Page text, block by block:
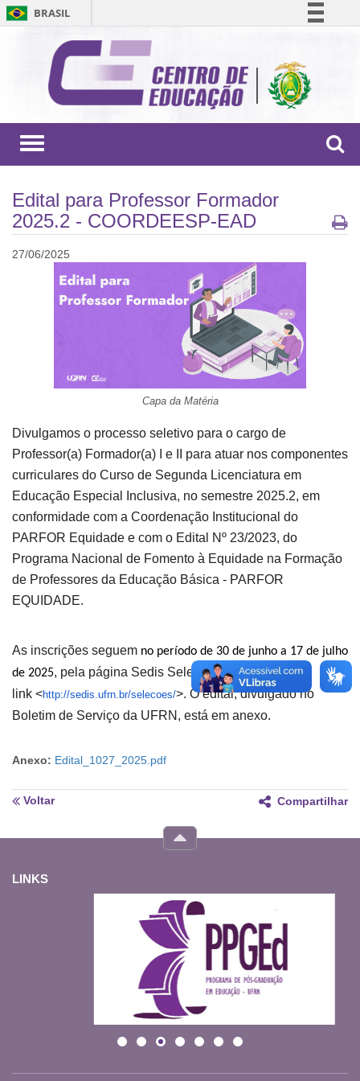
BRASIL
Comunica BR
Participe
Acesso à informação
Toggle
Edital para Professor Formador
2025.2 - COORDEESP-EAD
27/06/2025
Capa da Matéria
Divulgamos o processo seletivo para o cargo de
Professor(a) Formador(a) I e II para atuar nos componentes
curriculares do Curso de Segunda Licenciatura em
Educação Especial Inclusiva, no semestre 2025.2, em
conformidade com a Coordenação Institucional do
PARFOR Equidade e com o Edital Nº 23/2023, do
Programa Nacional de Fomento à Equidade na Formação
de Professores da Educação Básica - PARFOR
EQUIDADE.
As inscrições seguem no período de 30 de junho a 17 de julho
de 2025, pela página Sedis Seleções, no
link <http://sedis.ufrn.br/selecoes/>. O edital, divulgado no
Boletim de Serviço da UFRN, está em anexo.
Anexo: Edital_1027_2025.pdf
Voltar Compartilhar
LINKS